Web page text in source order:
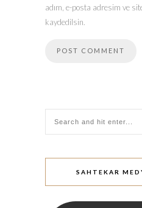
adım, e-posta adresim ve
kaydedilsin.
SAHTEKAR